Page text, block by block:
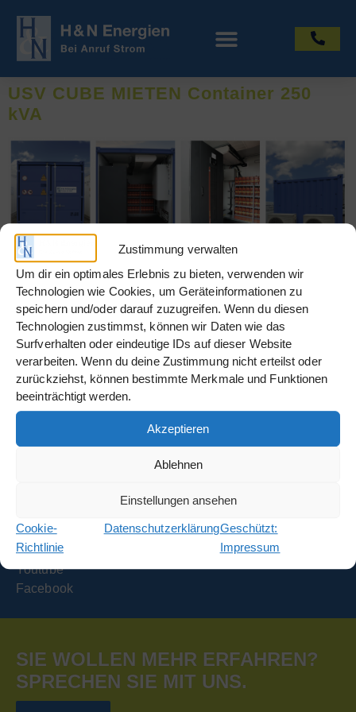
Zustimmung verwalten
Um dir ein optimales Erlebnis zu bieten, verwenden wir
Technologien wie Cookies, um Geräteinformationen zu
speichern und/oder darauf zuzugreifen. Wenn du diesen
Technologien zustimmst, können wir Daten wie das
Surfverhalten oder eindeutige IDs auf dieser Website
verarbeiten. Wenn du deine Zustimmung nicht erteilst oder
zurückziehst, können bestimmte Merkmale und Funktionen
beeinträchtigt werden.
Akzeptieren
Ablehnen
Einstellungen ansehen
Cookie-
Richtlinie
DatenschutzerklärungGeschützt:
Impressum
USV CUBE MIETEN Container 250
kVA
Info
Impressum
LinkedIn
Instagram
Youtube
Facebook
SIE WOLLEN MEHR ERFAHREN?
SPRECHEN SIE MIT UNS.